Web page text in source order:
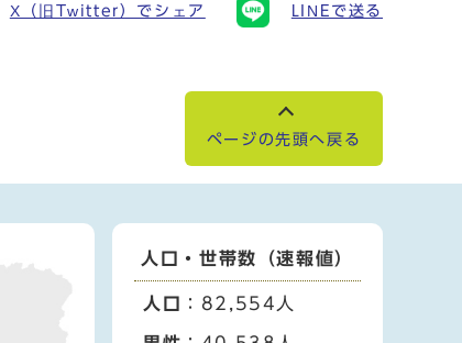
X（旧Twitter）でシェア LINEで送る
ページの先頭へ戻る
人口・世帯数（速報値）
人口 ：82,554人